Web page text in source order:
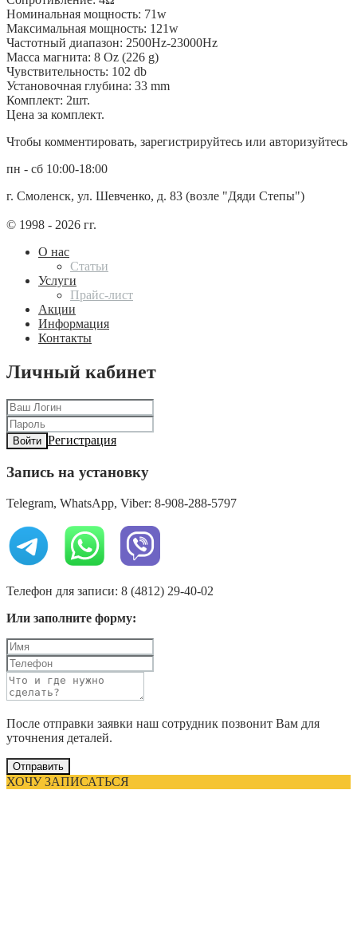
Номинальная мощность: 71w
Максимальная мощность: 121w
Частотный диапазон: 2500Hz-23000Hz
Масса магнита: 8 Oz (226 g)
Чувствительность: 102 db
Установочная глубина: 33 mm
Комплект: 2шт.
Цена за комплект.
Чтобы комментировать, зарегистрируйтесь или авторизуйтесь
пн - сб 10:00-18:00
г. Смоленск, ул. Шевченко, д. 83 (возле "Дяди Степы")
© 1998 - 2026 гг.
О нас
Статьи
Услуги
Прайс-лист
Акции
Информация
Контакты
Личный кабинет
Войти Регистрация
Запись на установку
Telegram, WhatsApp, Viber: 8-908-288-5797
Телефон для записи: 8 (4812) 29-40-02
Или заполните форму:
После отправки заявки наш сотрудник позвонит Вам для
уточнения деталей.
Отправить
ХОЧУ ЗАПИСАТЬСЯ